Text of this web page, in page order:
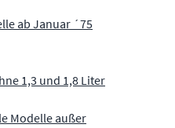
ab Januar ´75
1,3 und 1,8 Liter
Modelle außer